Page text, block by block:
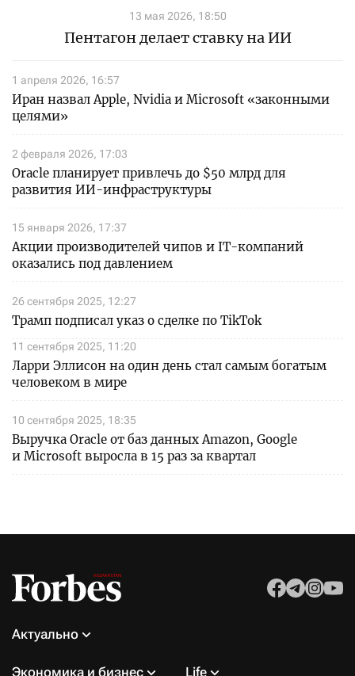
13 мая 2026, 18:50
Пентагон делает ставку на ИИ
1 апреля 2026, 16:57
Иран назвал Apple, Nvidia и Microsoft «законными
целями»
2 февраля 2026, 17:03
Oracle планирует привлечь до $50 млрд для
развития ИИ-инфраструктуры
15 января 2026, 17:37
Акции производителей чипов и IT-компаний
оказались под давлением
26 сентября 2025, 12:27
Трамп подписал указ о сделке по TikTok
11 сентября 2025, 11:20
Ларри Эллисон на один день стал самым богатым
человеком в мире
10 сентября 2025, 18:35
Выручка Oracle от баз данных Amazon, Google
и Microsoft выросла в 15 раз за квартал
Актуально
Экономика и бизнес Life